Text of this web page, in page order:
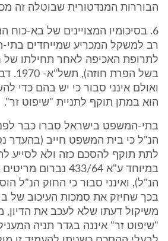
הבוררות המנדטורית שבוטלה זה
6. בסיכומיו המצויינים של בא-
רב למשקל המכריע שמייחדים
לתרופת האכיפה לאחר תחילתו של
בשל
ואולם אינני סבור כי יש בהם כדי
הוא במתן תוקף לתניית "שיפוט זר".
בתי-המשפט בישראל סברו כבר
הנ"ל כי בית המשפט חייב (בהעדר
לתת תוקף להסכם כזה ולא לסייע
במיוחד ע"א 433/64
הנ"ל), ואינני סבור כי החוק הנ"ל
בכך שחיזק את סמכות העיכוב של
משיקול דעתו שלא לעכב את הדיון,
"שיפוט זר" איננה בגדר תניה